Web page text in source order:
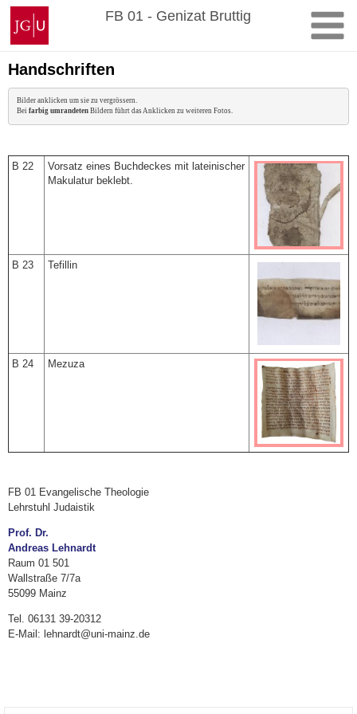
Zum
Inhalt
springen
Johannes
Gutenberg-
Universität
Mainz
FB 01 - Genizat Bruttig
Handschriften
Bilder anklicken um sie zu vergrössern.
Bei farbig umrandeten Bildern führt das Anklicken zu weiteren Fotos.
B 22
Vorsatz eines Buchdeckes mit lateinischer
Makulatur beklebt.
B 23 Tefillin
B 24 Mezuza
FB 01 Evangelische Theologie
Lehrstuhl Judaistik
Prof. Dr.
Andreas Lehnardt
Raum 01 501
Wallstraße 7/7a
55099 Mainz
Tel. 06131 39-20312
E-Mail: lehnardt@uni-mainz.de